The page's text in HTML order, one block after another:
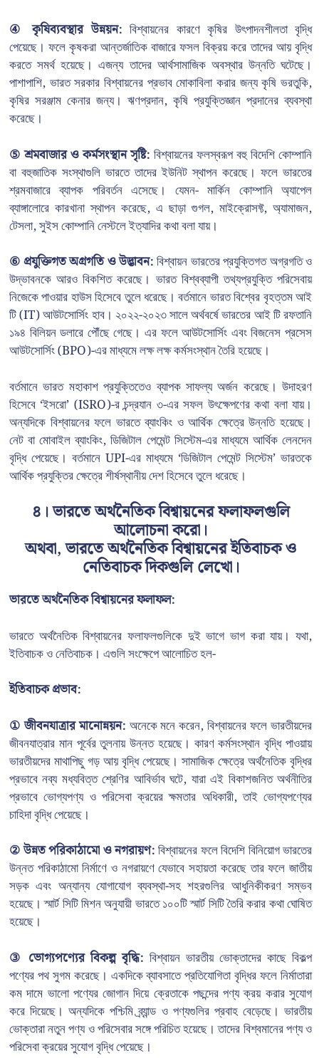
④ কৃষিব্যবস্থার উন্নয়ন: বিশ্বায়নের কারণে কৃষির উৎপাদনশীলতা বৃদ্ধি
পেয়েছে। ফলে কৃষকরা আন্তর্জাতিক বাজারে ফসল বিক্রয় করে তাদের আয় বৃদ্ধি
করতে সমর্থ হয়েছে। এজন্য তাদের আর্থসামাজিক অবস্থার উন্নতি ঘটেছে।
পাশাপাশি, ভারত সরকার বিশ্বায়নের প্রভাব মোকাবিলা করার জন্য কৃষি ভরতুকি,
কৃষির সরঞ্জাম কেনার জন্য। ঋণপ্রদান, কৃষি প্রযুক্তিজ্ঞান প্রদানের ব্যবস্থা
করেছে।
⑤ শ্রমবাজার ও কর্মসংস্থান সৃষ্টি: বিশ্বায়নের ফলস্বরূপ বহু বিদেশি কোম্পানি
বা বহুজাতিক সংস্থাগুলি ভারতে তাদের ইউনিট স্থাপন করেছে। ফলে ভারতের
শ্রমবাজারে ব্যাপক পরিবর্তন এসেছে। যেমন- মার্কিন কোম্পানি অ্যাপেল
ব্যাঙ্গালোরে কারখানা স্থাপন করেছে, এ ছাড়া গুগল, মাইক্রোসফ্ট, অ্যামাজন,
টেসলা, সুইস কোম্পানি নেস্টলে ইত্যাদির কথা বলা যায়।
⑥ প্রযুক্তিগত অগ্রগতি ও উদ্ভাবন:বিশ্বায়ন ভারতের প্রযুক্তিগত অগ্রগতি ও
উদ্ভাবনকে আরও বিকশিত করেছে। ভারত বিশ্বব্যাপী তথ্যপ্রযুক্তি পরিসেবায়
নিজেকে পাওয়ার হাউস হিসেবে তুলে ধরেছে। বর্তমানে ভারত বিশ্বের বৃহত্তম আই
টি (IT) আউটসোর্সিং হাব। ২০২২-২০২৩ সালে অর্থবর্ষে ভারতের আই টি রফতানি
১৯৪ বিলিয়ন ডলারে পৌঁছে গেছে। এর ফলে আউটসোর্সিং এবং বিজনেস প্রসেস
আউটসোর্সিং (BPO)-এর মাধ্যমে লক্ষ লক্ষ কর্মসংস্থান তৈরি হয়েছে।
বর্তমানে ভারত মহাকাশ প্রযুক্তিতেও ব্যাপক সাফল্য অর্জন করেছে। উদাহরণ
হিসেবে ‘ইসরো’ (ISRO)-র চন্দ্রযান ৩-এর সফল উৎক্ষেপণের কথা বলা যায়।
অন্যদিকে বিশ্বায়নের ফলে ভারতে ব্যাংকিং ও আর্থিক ক্ষেত্রে উন্নতি হয়েছে।
নেট বা মোবাইল ব্যাংকিং, ডিজিটাল পেমেন্ট সিস্টেম-এর মাধ্যমে আর্থিক লেনদেন
বৃদ্ধি পেয়েছে। বর্তমানে UPI-এর মাধ্যমে ‘ডিজিটাল পেমেন্ট সিস্টেম’ ভারতকে
আর্থিক প্রযুক্তির ক্ষেত্রে শীর্ষস্থানীয় দেশ হিসেবে তুলে ধরেছে।
৪। ভারতে অর্থনৈতিক বিশ্বায়নের ফলাফলগুলি
আলোচনা করো।
অথবা, ভারতে অর্থনৈতিক বিশ্বায়নের ইতিবাচক ও
নেতিবাচক দিকগুলি লেখো।
ভারতে অর্থনৈতিক বিশ্বায়নের ফলাফল:
ভারতে অর্থনৈতিক বিশ্বায়নের ফলাফলগুলিকে দুই ভাগে ভাগ করা যায়। যথা,
ইতিবাচক ও নেতিবাচক। এগুলি সংক্ষেপে আলোচিত হল-
ইতিবাচক প্রভাব:
① জীবনযাত্রার মানোন্নয়ন: অনেকে মনে করেন, বিশ্বায়নের ফলে ভারতীয়দের
জীবনযাত্রার মান পূর্বের তুলনায় উন্নত হয়েছে। কারণ কর্মসংস্থান বৃদ্ধি পাওয়ায়
ভারতীয়দের মাথাপিছু গড় আয় বৃদ্ধি পেয়েছে। সামাজিক ক্ষেত্রে অর্থনৈতিক বৃদ্ধির
প্রভাবে নব্য মধ্যবিত্ত শ্রেণির আবির্ভাব ঘটে, যারা এই বিকাশজনিত অর্থনীতির
প্রভাবে ভোগ্যপণ্য ও পরিসেবা ক্রয়ের ক্ষমতার অধিকারী, তাই ভোগ্যপণ্যের
চাহিদা বৃদ্ধি পেয়েছে।
② উন্নত পরিকাঠামো ও নগরায়ণ:বিশ্বায়নের ফলে বিদেশি বিনিয়োগ ভারতের
উন্নত পরিকাঠামো নির্মাণে ও নগরায়ণে যেভাবে সহায়তা করেছে তার ফলে জাতীয়
সড়ক এবং অন্যান্য যোগাযোগ ব্যবস্থা-সহ শহরগুলির আধুনিকীকরণ সম্ভব
হয়েছে। স্মার্ট সিটি মিশন অনুযায়ী ভারতে ১০০টি স্মার্ট সিটি তৈরি করার কথা ঘোষিত
হয়েছে।
③ ভোগ্যপণ্যের বিকল্প বৃদ্ধি: বিশ্বায়ন ভারতীয় ভোক্তাদের কাছে বিকল্প
পণ্যের পথ সুগম করেছে। একদিকে ব্যাবসাতে প্রতিযোগিতা বৃদ্ধির ফলে নির্মাতারা
কম দামে ভালো পণ্যের জোগান দিয়ে ক্রেতাকে পছন্দের পণ্য ক্রয় করার সুযোগ
করে দিয়েছে। অন্যদিকে পশ্চিমি ব্র্যান্ড ও পণ্যগুলির প্রবাহ বেড়েছে। ভারতীয়
ভোক্তারা নতুন পণ্য ও পরিসেবার সঙ্গে পরিচিত হয়েছে। তাদের বিশ্বমানের পণ্য ও
পরিসেবা ক্রয়ের সুযোগ বৃদ্ধি পেয়েছে।